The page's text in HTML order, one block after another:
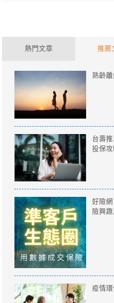
熱門文章 推薦
熟齡
台壽
投保攻
好險
險興
疫情